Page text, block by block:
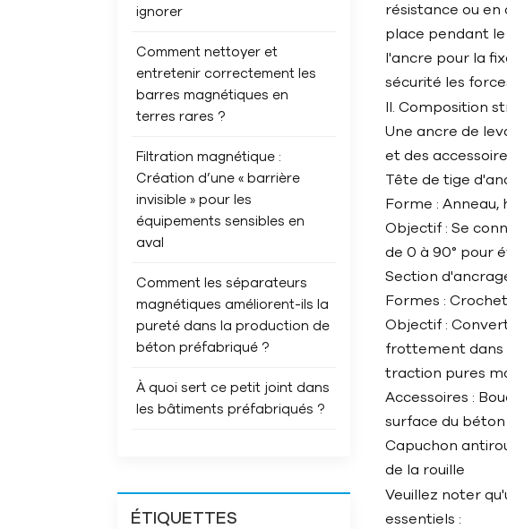
résistance ou
place pendant
l'ancre pour la
sécurité les
II. Composition
Une ancre de
et des
Tête de tige
Forme : Anneau,
Objectif : Se
de 0 à 90° pour
Section
Formes :
Objectif :
frottement dans
traction pures
Accessoires :
surface du béton
Capuchon
de la rouille
Veuillez noter
essentiels :
ignorer
Comment nettoyer et
entretenir correctement les
barres magnétiques en
terres rares ?
Filtration magnétique :
Création d’une « barrière
invisible » pour les
équipements sensibles en
aval
Comment les séparateurs
magnétiques améliorent-ils la
pureté dans la production de
béton préfabriqué ?
À quoi sert ce petit joint dans
les bâtiments préfabriqués ?
ÉTIQUETTES